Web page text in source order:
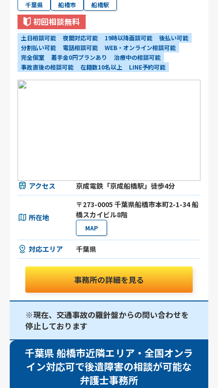
千葉県 船橋市 船橋駅
初回相談無料
土日相談可能 夜間対応可能 19時以降面談可能
後払い可能
分割払い可能
電話相談可能
WEB・オンライン相談可能
完全個室
着手金0円プランあり
治療中の相談可能
事故直後の相談可能
在籍数10名以上 LINE予約可能
アクセス 京成電鉄「京成船橋駅」徒歩4分
所在地
〒273-0005 千葉県船橋市本町2-1-34 船
橋スカイビル8階
MAP
対応エリア 千葉県
事務所の詳細を見る
※現在、交通事故の羅針盤からの問い合わせを
停止しております
千葉県 船橋市近隣エリア・全国オンラ
イン対応可で後遺障害の相談が可能な
弁護士事務所